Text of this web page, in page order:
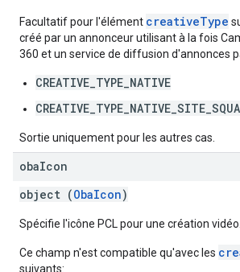
Facultatif pour l'élément creativeType
créé par un annonceur utilisant à la fois
360 et un service de diffusion d'annonces
CREATIVE_TYPE_NATIVE
Sortie uniquement pour les autres cas.
obaIcon
object (ObaIcon)
Spécifie l'icône PCL pour une création vidéo.
Ce champ n'est compatible qu'avec les
suivants: